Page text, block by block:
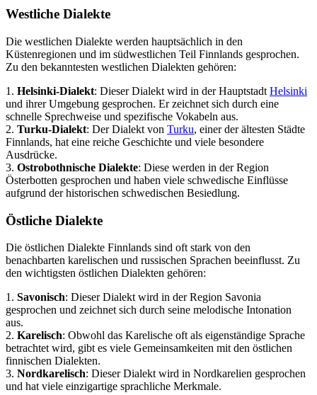
Westliche Dialekte
Die westlichen Dialekte werden hauptsächlich in den
Küstenregionen und im südwestlichen Teil Finnlands gesprochen.
Zu den bekanntesten westlichen Dialekten gehören:
1. Helsinki-Dialekt: Dieser Dialekt wird in der Hauptstadt Helsinki
und ihrer Umgebung gesprochen. Er zeichnet sich durch eine
schnelle Sprechweise und spezifische Vokabeln aus.
2. Turku-Dialekt: Der Dialekt von Turku, einer der ältesten Städte
Finnlands, hat eine reiche Geschichte und viele besondere
Ausdrücke.
3. Ostrobothnische Dialekte: Diese werden in der Region
Österbotten gesprochen und haben viele schwedische Einflüsse
aufgrund der historischen schwedischen Besiedlung.
Östliche Dialekte
Die östlichen Dialekte Finnlands sind oft stark von den
benachbarten karelischen und russischen Sprachen beeinflusst. Zu
den wichtigsten östlichen Dialekten gehören:
1. Savonisch: Dieser Dialekt wird in der Region Savonia
gesprochen und zeichnet sich durch seine melodische Intonation
aus.
2. Karelisch: Obwohl das Karelische oft als eigenständige Sprache
betrachtet wird, gibt es viele Gemeinsamkeiten mit den östlichen
finnischen Dialekten.
3. Nordkarelisch: Dieser Dialekt wird in Nordkarelien gesprochen
und hat viele einzigartige sprachliche Merkmale.